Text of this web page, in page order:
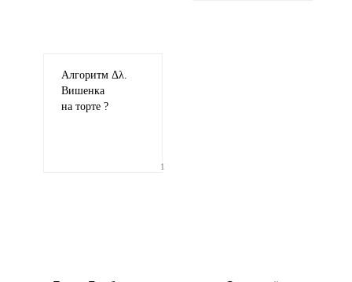
Алгоритм Δλ.
Вишенка
на торте ?
1